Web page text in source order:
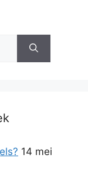
14 mei